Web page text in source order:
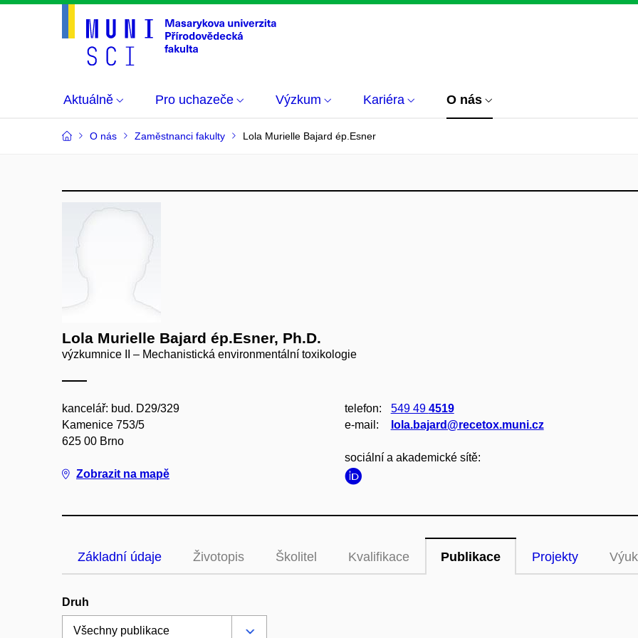
Aktuálně Pro uchazeče Výzkum Kariéra O nás
O nás Zaměstnanci fakulty Lola Murielle Bajard ép.Esner
Lola Murielle Bajard ép.Esner, Ph.D.
výzkumnice II – Mechanistická environmentální toxikologie
kancelář: bud. D29/329
Kamenice 753/5
625 00 Brno
Zobrazit na mapě
telefon: 549 49 4519
e‑mail:
lola.bajard@recetox.muni.cz
sociální a akademické sítě:
Základní údaje Životopis Školitel Kvalifikace Publikace Projekty
Druh